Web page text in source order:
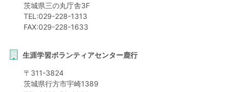
茨城県三の丸庁舎3F
TEL:029-228-1313
FAX:029-228-1633
生涯学習ボランティアセンター鹿行
〒 311-3824
茨城県行方市宇崎1389